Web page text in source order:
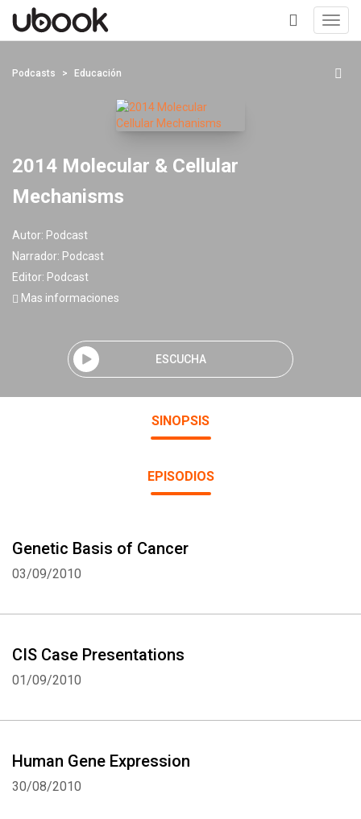
+
Podcasts Educación
2014 Molecular & Cellular
Mechanisms
Autor: Podcast
Narrador: Podcast
Editor: Podcast
Mas informaciones
ESCUCHA
SINOPSIS
EPISODIOS
Genetic Basis of Cancer
03/09/2010
CIS Case Presentations
01/09/2010
Human Gene Expression
30/08/2010